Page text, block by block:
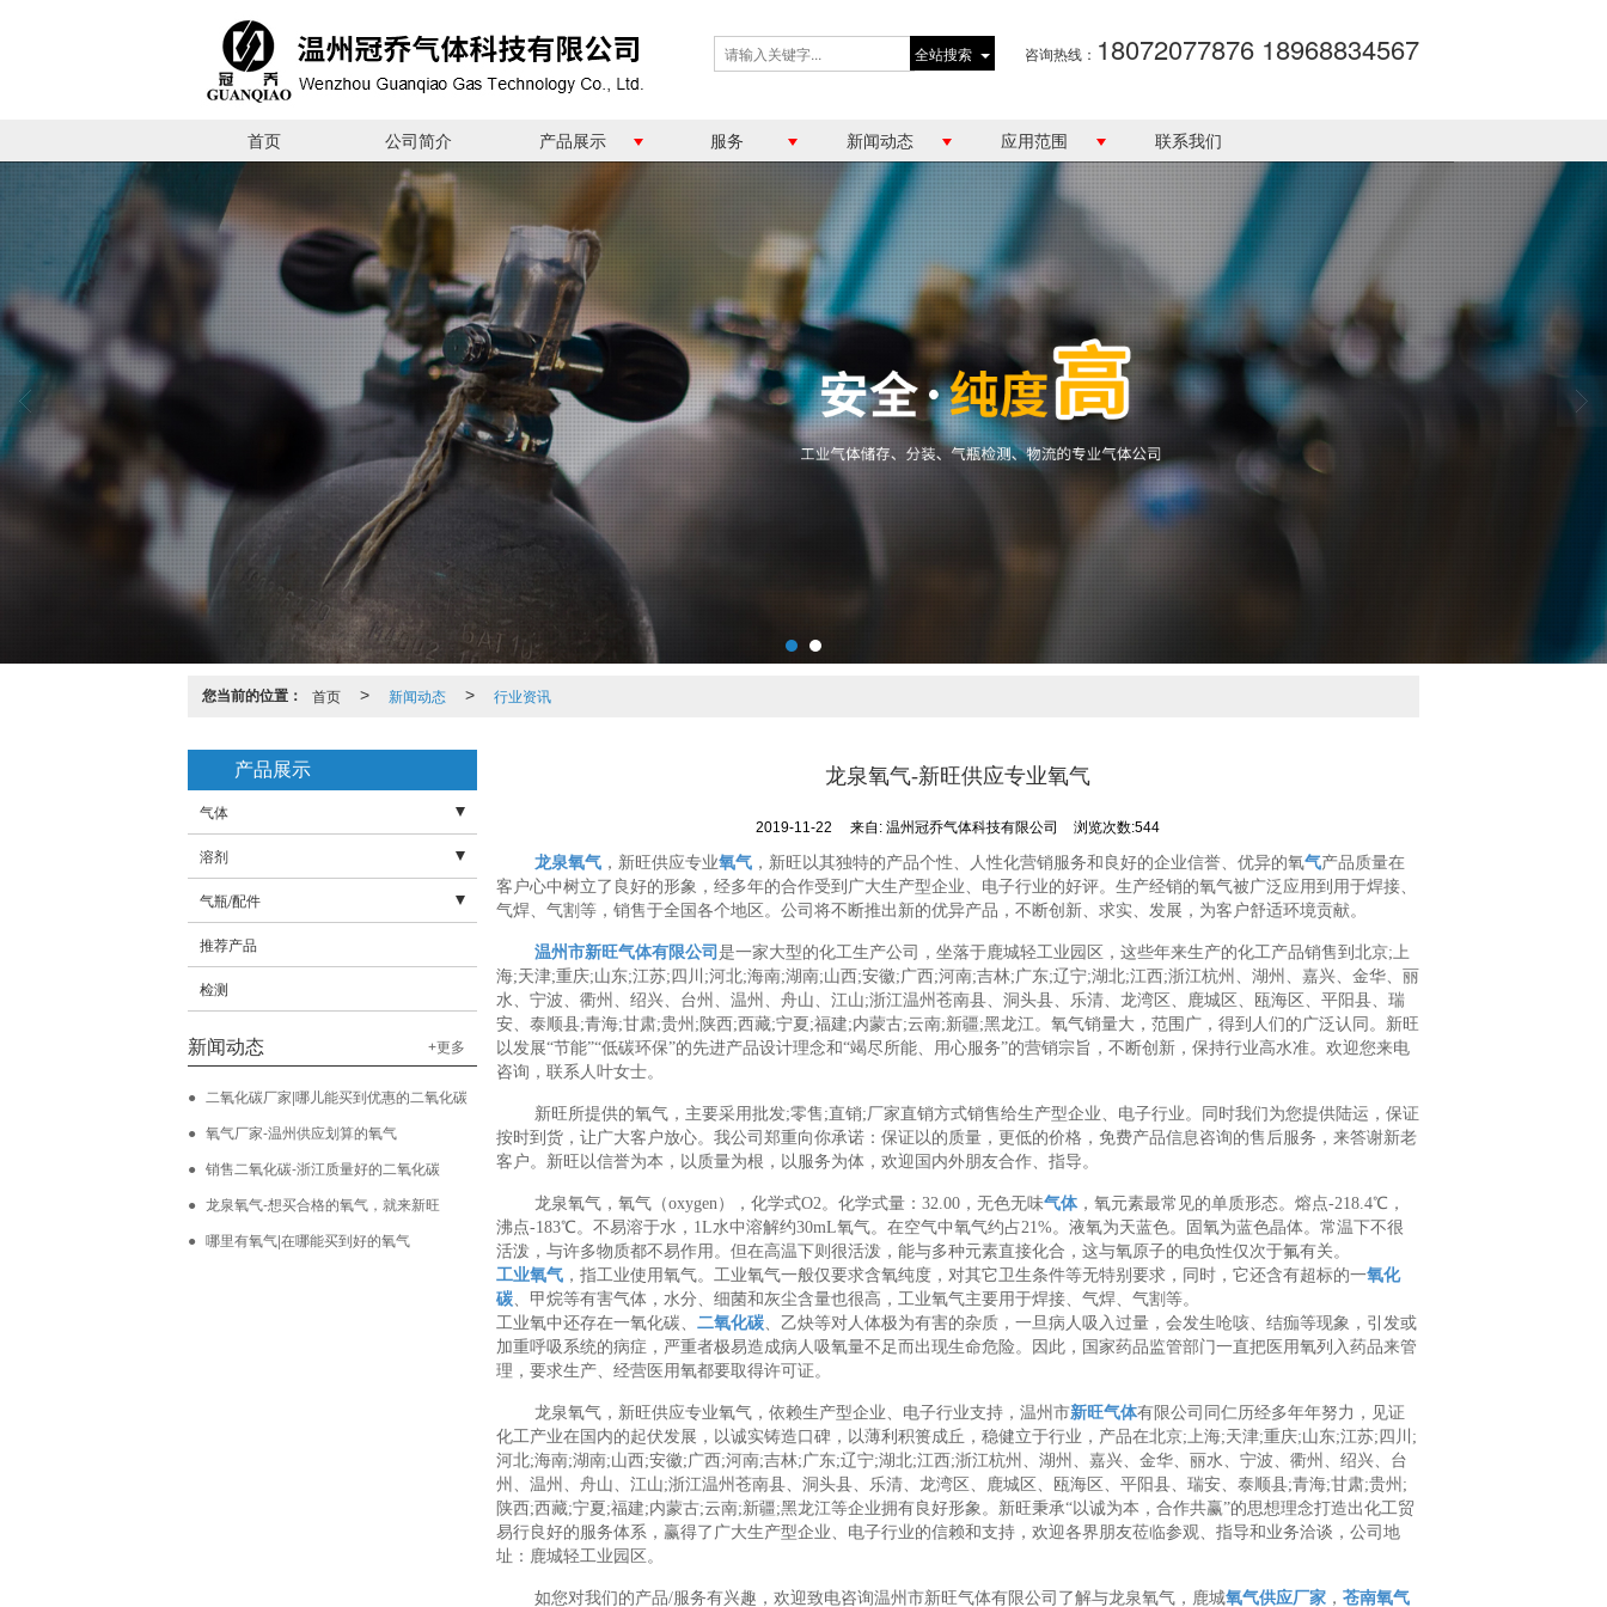
咨询热线： 18072077876 18968834567
全站搜索
首页 公司简介 产品展示 服务 新闻动态 应用范围 联系我们
您当前的位置： 首页 > 新闻动态 > 行业资讯
龙泉氧气-新旺供应专业氧气
2019-11-22 来自: 温州冠乔气体科技有限公司 浏览次数:544
龙泉氧气，新旺供应专业氧气，新旺以其独特的产品个性、人性化营销服务和良好的企业信誉、优异的氧气产品质量在
客户心中树立了良好的形象，经多年的合作受到广大生产型企业、电子行业的好评。生产经销的氧气被广泛应用到用于焊接、
气焊、气割等，销售于全国各个地区。公司将不断推出新的优异产品，不断创新、求实、发展，为客户舒适环境贡献。
温州市新旺气体有限公司 是一家大型的化工生产公司，坐落于鹿城轻工业园区，这些年来生产的化工产品销售到北京;上
海;天津;重庆;山东;江苏;四川;河北;海南;湖南;山西;安徽;广西;河南;吉林;广东;辽宁;湖北;江西;浙江杭州、湖州、嘉兴、金华、丽
水、宁波、衢州、绍兴、台州、温州、舟山、江山;浙江温州苍南县、洞头县、乐清、龙湾区、鹿城区、瓯海区、平阳县、瑞
安、泰顺县;青海;甘肃;贵州;陕西;西藏;宁夏;福建;内蒙古;云南;新疆;黑龙江。氧气销量大，范围广，得到人们的广泛认同。新旺
以发展“节能”“低碳环保”的先进产品设计理念和“竭尽所能、用心服务”的营销宗旨，不断创新，保持行业高水准。欢迎您来电
咨询，联系人叶女士。
新旺所提供的氧气，主要采用批发;零售;直销;厂家直销方式销售给生产型企业、电子行业。同时我们为您提供陆运，保证
按时到货，让广大客户放心。我公司郑重向你承诺：保证以的质量，更低的价格，免费产品信息咨询的售后服务，来答谢新老
客户。新旺以信誉为本，以质量为根，以服务为体，欢迎国内外朋友合作、指导。
龙泉氧气，氧气（oxygen），化学式O2。化学式量：32.00，无色无味气体，氧元素最常见的单质形态。熔点-218.4℃，
沸点-183℃。不易溶于水，1L水中溶解约30mL氧气。在空气中氧气约占21%。液氧为天蓝色。固氧为蓝色晶体。常温下不很
活泼，与许多物质都不易作用。但在高温下则很活泼，能与多种元素直接化合，这与氧原子的电负性仅次于氟有关。
工业氧气，指工业使用氧气。工业氧气一般仅要求含氧纯度，对其它卫生条件等无特别要求，同时，它还含有超标的一氧化
碳、甲烷等有害气体，水分、细菌和灰尘含量也很高，工业氧气主要用于焊接、气焊、气割等。
工业氧中还存在一氧化碳、 二氧化碳、乙炔等对人体极为有害的杂质，一旦病人吸入过量，会发生呛咳、结痂等现象，引发或
加重呼吸系统的病症，严重者极易造成病人吸氧量不足而出现生命危险。因此，国家药品监管部门一直把医用氧列入药品来管
理，要求生产、经营医用氧都要取得许可证。
龙泉氧气，新旺供应专业氧气，依赖生产型企业、电子行业支持，温州市新旺气体有限公司同仁历经多年年努力，见证
化工产业在国内的起伏发展，以诚实铸造口碑，以薄利积篑成丘，稳健立于行业，产品在北京;上海;天津;重庆;山东;江苏;四川;
河北;海南;湖南;山西;安徽;广西;河南;吉林;广东;辽宁;湖北;江西;浙江杭州、湖州、嘉兴、金华、丽水、宁波、衢州、绍兴、台
州、温州、舟山、江山;浙江温州苍南县、洞头县、乐清、龙湾区、鹿城区、瓯海区、平阳县、瑞安、泰顺县;青海;甘肃;贵州;
陕西;西藏;宁夏;福建;内蒙古;云南;新疆;黑龙江等企业拥有良好形象。新旺秉承“以诚为本，合作共赢”的思想理念打造出化工贸
易行良好的服务体系，赢得了广大生产型企业、电子行业的信赖和支持，欢迎各界朋友莅临参观、指导和业务洽谈，公司地
址：鹿城轻工业园区。
如您对我们的产品/服务有兴趣，欢迎致电咨询温州市新旺气体有限公司了解与龙泉氧气，鹿城氧气供应厂家， 苍南氧气
产品展示
气体
- 液态气体
- 工业气体
- 高纯气体
- 混合气体
- 标准气体
溶剂
- 氨水
- 蚀刻液
气瓶/配件
- 高压管
- 防震圈
- 瓶帽
- 各种气瓶
推荐产品
检测
新闻动态 +更多
二氧化碳厂家|哪儿能买到优惠的二氧化碳
氧气厂家-温州供应划算的氧气
销售二氧化碳-浙江质量好的二氧化碳
龙泉氧气-想买合格的氧气，就来新旺
哪里有氧气|在哪能买到好的氧气